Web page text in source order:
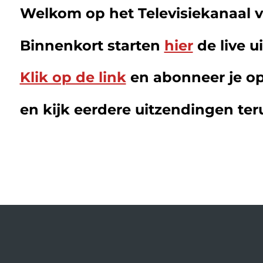
Welkom op het Televisiekanaal
Binnenkort starten hierde live
Klik op de linken abonneer je
en kijk eerdere uitzendingen